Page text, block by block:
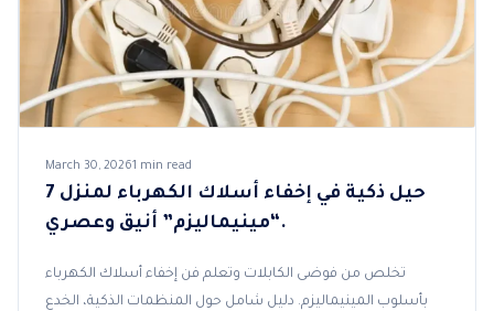
March 30, 20261 min read
7 حيل ذكية في إخفاء أسلاك الكهرباء لمنزل
“مينيماليزم” أنيق وعصري.
تخلص من فوضى الكابلات وتعلم فن إخفاء أسلاك الكهرباء
بأسلوب المينيماليزم. دليل شامل حول المنظمات الذكية، الخدع